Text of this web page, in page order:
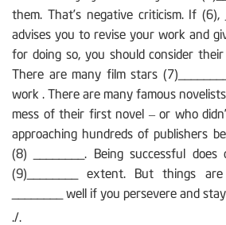
them. That’s negative criticism. If (6),
advises you to revise your work and
for doing so, you should consider
There are many film stars
work . There are many famous
mess of their first novel – or who
approaching hundreds of publishers
(8) ________. Being successful
(9)________ extent. But things
________ well if you persevere and
./.